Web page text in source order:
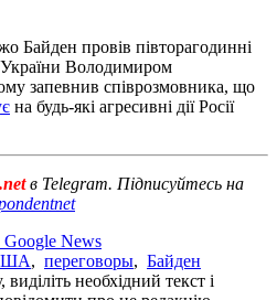
Байден провів півторагодинні
України Володимиром
запевнив співрозмовника, що
на будь-які агресивні дії Росії
в Telegram. Підписуйтесь на
Google News
, переговоры, Байден
необхідний текст і